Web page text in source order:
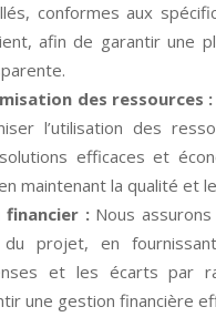
conformes aux
afin de garantir une
des ressources :
l’utilisation des
efficaces et
maintenant la qualité et
financier :Nous assurons
du projet, en
et les écarts par
une gestion financière